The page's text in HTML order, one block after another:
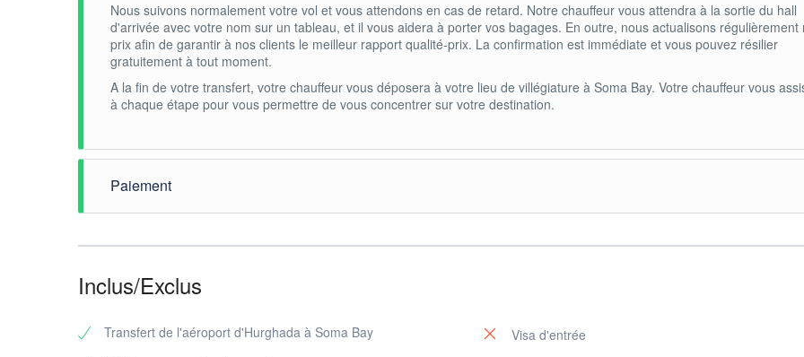
Nous suivons normalement votre vol et vous attendons en cas de retard. Notre chauffeur vous attendra à la sortie du hall
d'arrivée avec votre nom sur un tableau, et il vous aidera à porter vos bagages. En outre, nous actualisons régulièrement
prix afin de garantir à nos clients le meilleur rapport qualité-prix. La confirmation est immédiate et vous pouvez résilier
gratuitement à tout moment.
A la fin de votre transfert, votre chauffeur vous déposera à votre lieu de villégiature à Soma Bay. Votre chauffeur vous
à chaque étape pour vous permettre de vous concentrer sur votre destination.
Paiement
de voiture dont il a besoin. Nous proposons des voitures confortables de classes Standard, Business, Executive, si vous
Inclus/Exclus
Transfert de l'aéroport d'Hurghada à Soma Bay
Visa d'entrée